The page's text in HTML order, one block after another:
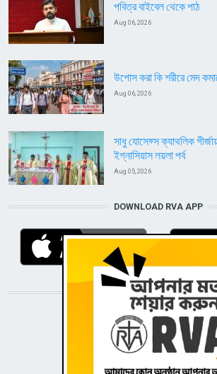
পবিত্র বাইবেল থেকে পাঠ
Aug 06, 2026
উপোস করা কি শরীরে মেদ
Aug 06, 2026
সাধু যোসেফ্স ক্যাথলিক
ইগ্নাসিয়াস লয়লা পর্ব
Aug 05, 2026
DOWNLOAD RVA APP
STAY CONNECTED WITH US!